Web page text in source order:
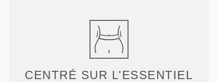
CENTRÉ SUR L'ESSENTIEL